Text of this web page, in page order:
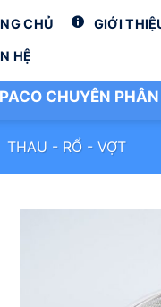
CHỦ GIỚI
HỆ
CHUYÊN
THAU - RỔ - VỢT